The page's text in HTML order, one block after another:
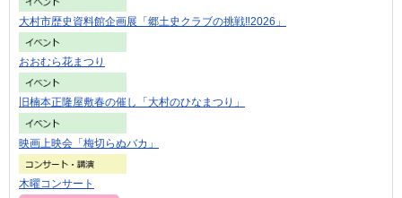
大村市歴史資料館企画展「郷土史クラブの挑戦‼2026」
おおむら花まつり
旧楠本正隆屋敷春の催し「大村のひなまつり」
映画上映会「梅切らぬバカ」
木曜コンサート